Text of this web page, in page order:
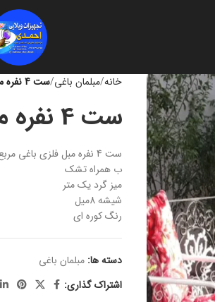
خانه مبلمان باغی ست 4 نفره مبل فلزی
ست 4 نفره مبل فلزی
ست 4 نفره مبل فلزی باغی مربع
ب همراه تشک
میز گرد یک متر
شیشه 8میل
رنگ کوره ای
دسته ها: مبلمان باغی
اشتراک گذاری: